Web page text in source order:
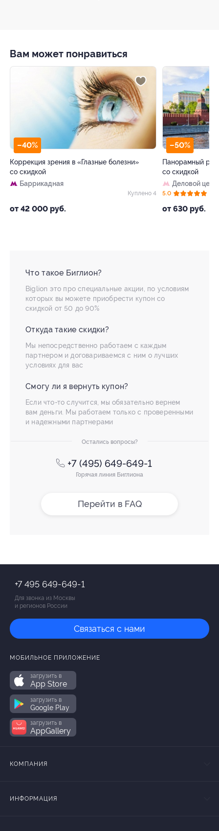
Вам может понравиться
–40%
Коррекция зрения в «Глазные болезни»
со скидкой
Баррикадная
от 42 000 руб.
Куплено 4
–50%
Панорамный
со скидкой
Деловой
от 630 руб.
5.0
Что такое Биглион?
Biglion это про специальные акции, по условиям
которых вы можете приобрести купон со
скидкой от 50 до 90%
Откуда такие скидки?
Мы непосредственно работаем с каждым
партнером и договариваемся с ним о лучших
условиях для вас
Смогу ли я вернуть купон?
Если что-то случится, мы обязательно вернем
вам деньги. Мы работаем только с проверенными
и надежными партнерами
Остались вопросы?
+7 (495) 649-649-1
Горячая линия Биглиона
Перейти в FAQ
+7 495 649-649-1
Для звонка из Москвы
и регионов России
Связаться с нами
МОБИЛЬНОЕ ПРИЛОЖЕНИЕ
загрузить в
App Store
загрузить в
Google Play
загрузить в
AppGallery
КОМПАНИЯ
ИНФОРМАЦИЯ